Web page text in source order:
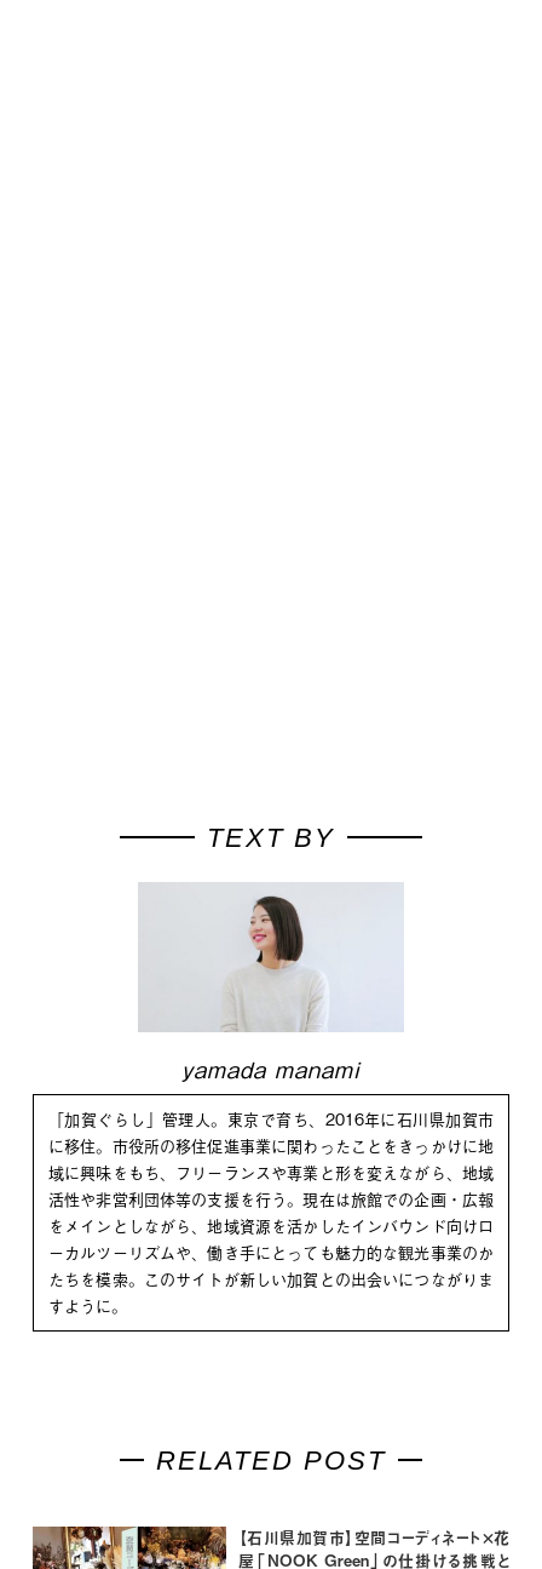
TEXT BY
yamada manami
「加賀ぐらし」管理人。東京で育ち、2016年に石川県加賀市
に移住。市役所の移住促進事業に関わったことをきっかけに地
域に興味をもち、フリーランスや専業と形を変えながら、地域
活性や非営利団体等の支援を行う。現在は旅館での企画・広報
をメインとしながら、地域資源を活かしたインバウンド向けロ
ーカルツーリズムや、働き手にとっても魅力的な観光事業のか
たちを模索。このサイトが新しい加賀との出会いにつながりま
すように。
RELATED POST
【石川県加賀市】空間コーディネート×花
屋「NOOK Green」の仕掛ける挑戦と